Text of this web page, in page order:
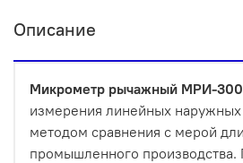
Описание
Микрометр рычажный МРИ-300
измерения линейных
методом сравнения с мерой
промышленного производства.